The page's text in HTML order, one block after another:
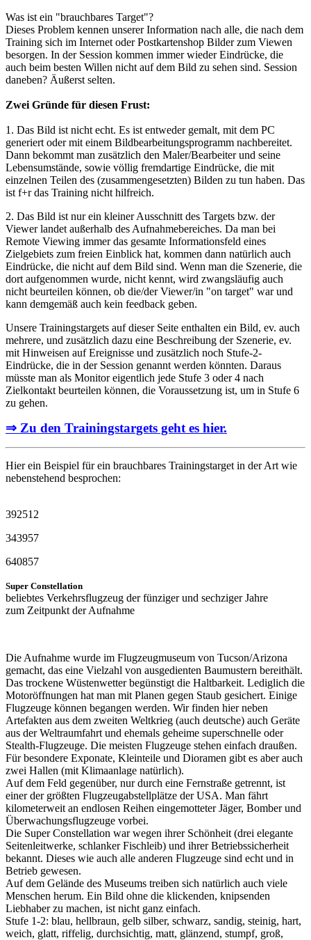
Was ist ein "brauchbares Target"?
Dieses Problem kennen unserer Information nach alle, die nach dem
Training sich im Internet oder Postkartenshop Bilder zum Viewen
besorgen. In der Session kommen immer wieder Eindrücke, die
auch beim besten Willen nicht auf dem Bild zu sehen sind. Session
daneben? Äußerst selten.
Zwei Gründe für diesen Frust:
1. Das Bild ist nicht echt. Es ist entweder gemalt, mit dem PC
generiert oder mit einem Bildbearbeitungsprogramm nachbereitet.
Dann bekommt man zusätzlich den Maler/Bearbeiter und seine
Lebensumstände, sowie völlig fremdartige Eindrücke, die mit
einzelnen Teilen des (zusammengesetzten) Bilden zu tun haben. Das
ist f+r das Training nicht hilfreich.
2. Das Bild ist nur ein kleiner Ausschnitt des Targets bzw. der
Viewer landet außerhalb des Aufnahmebereiches. Da man bei
Remote Viewing immer das gesamte Informationsfeld eines
Zielgebiets zum freien Einblick hat, kommen dann natürlich auch
Eindrücke, die nicht auf dem Bild sind. Wenn man die Szenerie, die
dort aufgenommen wurde, nicht kennt, wird zwangsläufig auch
nicht beurteilen können, ob die/der Viewer/in "on target" war und
kann demgemäß auch kein feedback geben.
Unsere Trainingstargets auf dieser Seite enthalten ein Bild, ev. auch
mehrere, und zusätzlich dazu eine Beschreibung der Szenerie, ev.
mit Hinweisen auf Ereignisse und zusätzlich noch Stufe-2-
Eindrücke, die in der Session genannt werden könnten. Daraus
müsste man als Monitor eigentlich jede Stufe 3 oder 4 nach
Zielkontakt beurteilen können, die Voraussetzung ist, um in Stufe 6
zu gehen.
⇒ Zu den Trainingstargets geht es hier.
Hier ein Beispiel für ein brauchbares Trainingstarget in der Art wie
nebenstehend besprochen:
392512
343957
640857
Super Constellation
beliebtes Verkehrsflugzeug der fünziger und sechziger Jahre
zum Zeitpunkt der Aufnahme
Die Aufnahme wurde im Flugzeugmuseum von Tucson/Arizona
gemacht, das eine Vielzahl von ausgedienten Baumustern bereithält.
Das trockene Wüstenwetter begünstigt die Haltbarkeit. Lediglich die
Motoröffnungen hat man mit Planen gegen Staub gesichert. Einige
Flugzeuge können begangen werden. Wir finden hier neben
Artefakten aus dem zweiten Weltkrieg (auch deutsche) auch Geräte
aus der Weltraumfahrt und ehemals geheime superschnelle oder
Stealth-Flugzeuge. Die meisten Flugzeuge stehen einfach draußen.
Für besondere Exponate, Kleinteile und Dioramen gibt es aber auch
zwei Hallen (mit Klimaanlage natürlich).
Auf dem Feld gegenüber, nur durch eine Fernstraße getrennt, ist
einer der größten Flugzeugabstellplätze der USA. Man fährt
kilometerweit an endlosen Reihen eingemotteter Jäger, Bomber und
Überwachungsflugzeuge vorbei.
Die Super Constellation war wegen ihrer Schönheit (drei elegante
Seitenleitwerke, schlanker Fischleib) und ihrer Betriebssicherheit
bekannt. Dieses wie auch alle anderen Flugzeuge sind echt und in
Betrieb gewesen.
Auf dem Gelände des Museums treiben sich natürlich auch viele
Menschen herum. Ein Bild ohne die klickenden, knipsenden
Liebhaber zu machen, ist nicht ganz einfach.
Stufe 1-2: blau, hellbraun, gelb silber, schwarz, sandig, steinig, hart,
weich, glatt, riffelig, durchsichtig, matt, glänzend, stumpf, groß,